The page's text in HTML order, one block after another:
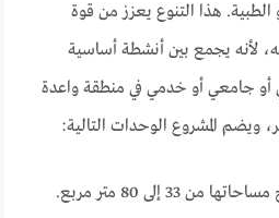
الطبية. هذا التنوع يعزز من قوة
لأنه يجمع بين أنشطة أساسية
أو جامعي أو خدمي في منطقة واعدة
ويضم المشروع الوحدات التالية:
33 إلى 80 متر مربع.